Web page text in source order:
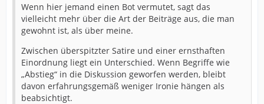
Wenn hier jemand einen Bot vermutet, sagt das
vielleicht mehr über die Art der Beiträge aus, die man
gewohnt ist, als über meine.
Zwischen überspitzter Satire und einer ernsthaften
Einordnung liegt ein Unterschied. Wenn Begriffe wie
„Abstieg“ in die Diskussion geworfen werden, bleibt
davon erfahrungsgemäß weniger Ironie hängen als
beabsichtigt.